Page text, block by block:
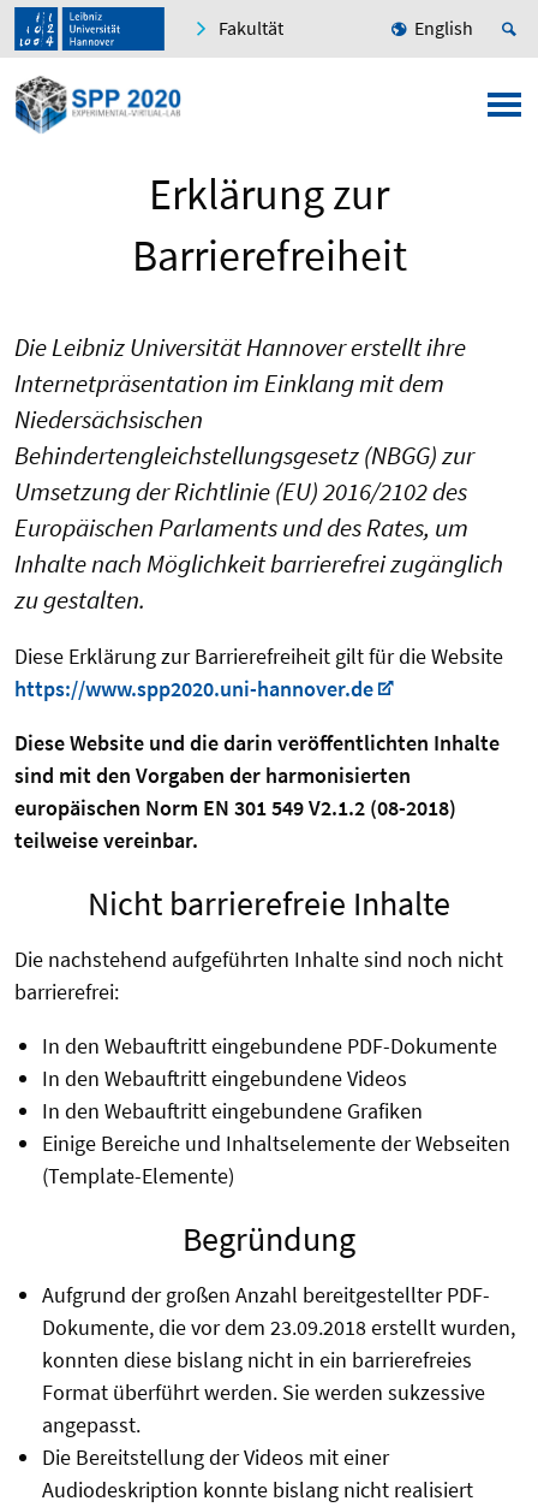
Fakultät English
Erklärung zur
Barrierefreiheit
Die Leibniz Universität Hannover erstellt ihre
Internetpräsentation im Einklang mit dem
Niedersächsischen
Behindertengleichstellungsgesetz (NBGG) zur
Umsetzung der Richtlinie (EU) 2016/2102 des
Europäischen Parlaments und des Rates, um
Inhalte nach Möglichkeit barrierefrei zugänglich
zu gestalten.
Diese Erklärung zur Barrierefreiheit gilt für die Website
https://www.spp2020.uni-hannover.de
Diese Website und die darin veröffentlichten Inhalte
sind mit den Vorgaben der harmonisierten
europäischen Norm EN 301 549 V2.1.2 (08-2018)
teilweise vereinbar.
Nicht barrierefreie Inhalte
Die nachstehend aufgeführten Inhalte sind noch nicht
barrierefrei:
In den Webauftritt eingebundene PDF-Dokumente
In den Webauftritt eingebundene Videos
In den Webauftritt eingebundene Grafiken
Einige Bereiche und Inhaltselemente der Webseiten
(Template-Elemente)
Begründung
Aufgrund der großen Anzahl bereitgestellter PDF-
Dokumente, die vor dem 23.09.2018 erstellt wurden,
konnten diese bislang nicht in ein barrierefreies
Format überführt werden. Sie werden sukzessive
angepasst.
Die Bereitstellung der Videos mit einer
Audiodeskription konnte bislang nicht realisiert